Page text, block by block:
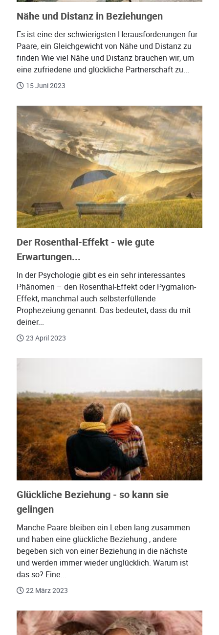
Nähe und Distanz in Beziehungen
Es ist eine der schwierigsten Herausforderungen für
Paare, ein Gleichgewicht von Nähe und Distanz zu
finden Wie viel Nähe und Distanz brauchen wir, um
eine zufriedene und glückliche Partnerschaft zu...
15 Juni 2023
Der Rosenthal-Effekt - wie gute
Erwartungen...
In der Psychologie gibt es ein sehr interessantes
Phänomen – den Rosenthal-Effekt oder Pygmalion-
Effekt, manchmal auch selbsterfüllende
Prophezeiung genannt. Das bedeutet, dass du mit
deiner...
23 April 2023
Glückliche Beziehung - so kann sie
gelingen
Manche Paare bleiben ein Leben lang zusammen
und haben eine glückliche Beziehung , andere
begeben sich von einer Beziehung in die nächste
und werden immer wieder unglücklich. Warum ist
das so? Eine...
22 März 2023